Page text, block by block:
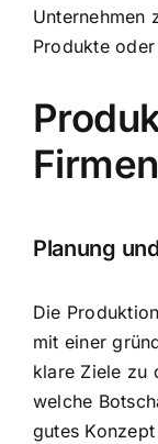
Unternehmen
Produkte
Planung
Die
mit einer
klare Ziele zu
welche
gutes